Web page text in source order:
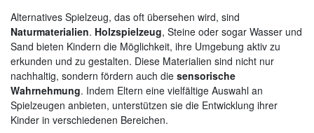
Alternatives Spielzeug, das oft übersehen wird, sind
Naturmaterialien. Holzspielzeug, Steine oder sogar Wasser und
Sand bieten Kindern die Möglichkeit, ihre Umgebung aktiv zu
erkunden und zu gestalten. Diese Materialien sind nicht nur
nachhaltig, sondern fördern auch die sensorische
Wahrnehmung. Indem Eltern eine vielfältige Auswahl an
Spielzeugen anbieten, unterstützen sie die Entwicklung ihrer
Kinder in verschiedenen Bereichen.